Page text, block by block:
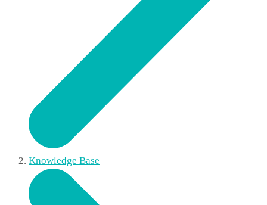
Knowledge Base